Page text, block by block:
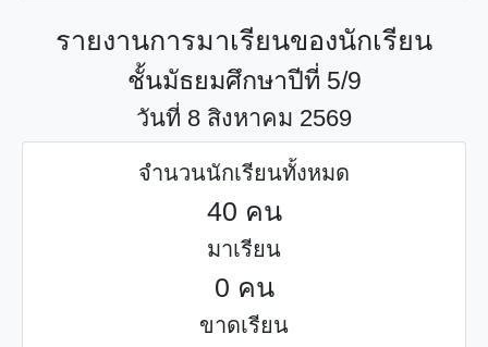
รายงานการมาเรียนของนักเรียน
ชั้นมัธยมศึกษาปีที่ 5/9
วันที่ 8 สิงหาคม 2569
จำนวนนักเรียนทั้งหมด
40 คน
มาเรียน
0 คน
ขาดเรียน